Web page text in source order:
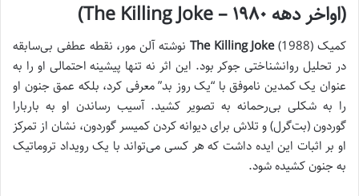
(اواخر دهه ۱۹۸۰ – The Killing Joke)
کمیک The Killing Joke (1988) نوشته آلن مور، نقطه عطفی بی‌سابقه
در تحلیل روانشناختی جوکر بود. این اثر نه تنها پیشینه احتمالی او را به
عنوان یک کمدین ناموفق با “یک روز بد” معرفی کرد، بلکه عمق جنون او
را به شکلی بی‌رحمانه به تصویر کشید. آسیب رساندن او به باربارا
گوردون (بت‌گرل) و تلاش برای دیوانه کردن کمیسر گوردون، نشان از تمرکز
او بر اثبات این ایده داشت که هر کسی می‌تواند با یک رویداد تروماتیک
به جنون کشیده شود.